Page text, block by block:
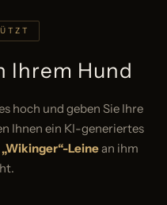
Ihrem Hund
hoch und geben Sie Ihre
Ihnen ein KI-generiertes
Leinean ihm